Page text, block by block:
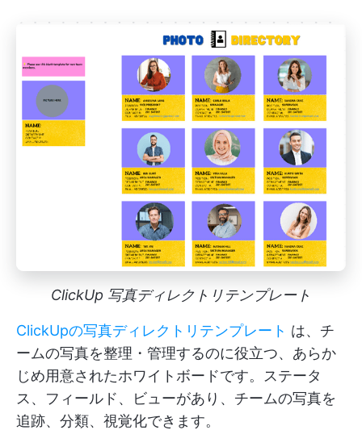
ClickUp 写真ディレクトリテンプレート
ClickUpの写真ディレクトリテンプレート は、チ
ームの写真を整理・管理するのに役立つ、あらか
じめ用意されたホワイトボードです。ステータ
ス、フィールド、ビューがあり、チームの写真を
追跡、分類、視覚化できます。